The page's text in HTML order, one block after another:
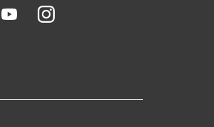
YoutubeInstagram